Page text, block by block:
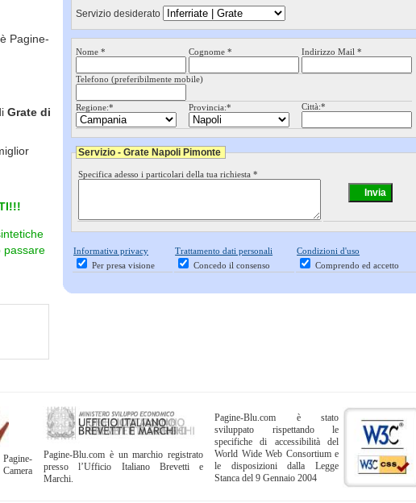
Pagine-
Grate di
passare
Servizio desiderato
Nome * Cognome * Indirizzo Mail *
Telefono (preferibilmente mobile)
Regione:* Provincia:* Città:*
Servizio - Grate Napoli Pimonte
Specifica adesso i particolari della tua richiesta *
Informativa privacy
Per presa visione
Trattamento dati personali
Concedo il consenso
Condizioni d'uso
Comprendo ed accetto
Pagine-Blu.com è un marchio registrato
presso l’Ufficio Italiano Brevetti e
Marchi.
Pagine-Blu.com è stato
sviluppato rispettando le
specifiche di accessibilità del
World Wide Web Consortium e
le disposizioni dalla Legge
Stanca del 9 Gennaio 2004